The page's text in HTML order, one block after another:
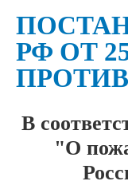
РФ ОТ
В
"О